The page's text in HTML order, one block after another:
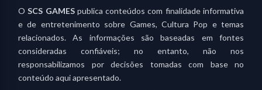
OSCS GAMESpublica conteúdos com finalidade informativa
e de entretenimento sobre Games, Cultura Pop e temas
relacionados. As informações são baseadas em fontes
consideradas confiáveis; no entanto, não nos
responsabilizamos por decisões tomadas com base no
conteúdo aqui apresentado.